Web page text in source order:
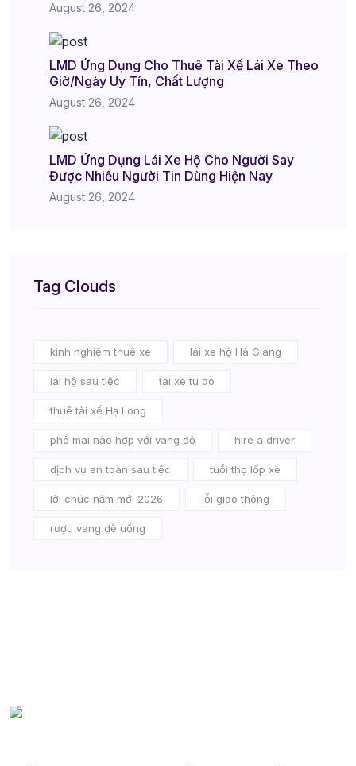
August 26, 2024
LMD Ứng Dụng Cho Thuê Tài Xế Lái Xe Theo
Giờ/Ngày Uy Tín, Chất Lượng
August 26, 2024
LMD Ứng Dụng Lái Xe Hộ Cho Người Say
Được Nhiều Người Tin Dùng Hiện Nay
August 26, 2024
Tag Clouds
kinh nghiệm thuê xe lái xe hộ Hà Giang
lái hộ sau tiệc tai xe tu do
thuê tài xế Hạ Long
phô mai nào hợp với vang đỏ hire a driver
dịch vụ an toàn sau tiệc tuổi thọ lốp xe
lời chúc năm mới 2026 lỗi giao thông
rượu vang dễ uống